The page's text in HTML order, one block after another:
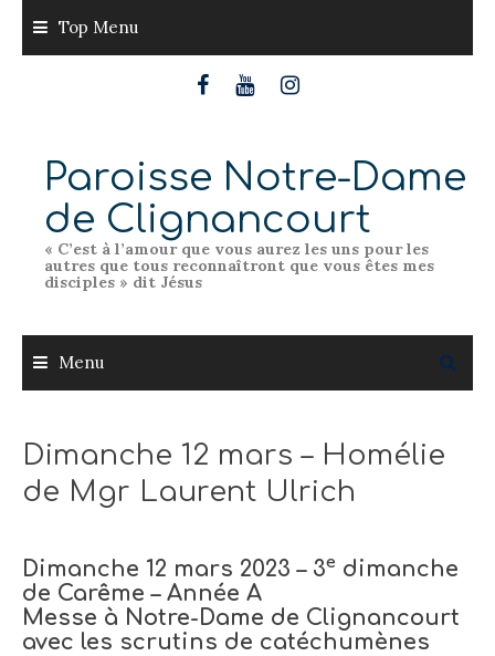
content
Top Menu
Paroisse Notre-Dame
de Clignancourt
« C’est à l’amour que vous aurez les uns pour les
autres que tous reconnaîtront que vous êtes mes
disciples » dit Jésus
Menu
Dimanche 12 mars – Homélie
de Mgr Laurent Ulrich
Dimanche 12 mars 2023 – 3e dimanche
de Carême – Année A
Messe à Notre-Dame de Clignancourt
avec les scrutins de catéchumènes